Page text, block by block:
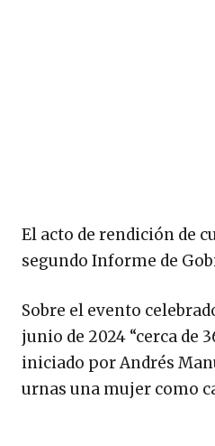
El acto de rendición de
segundo Informe de
Sobre el evento
junio de 2024 “cerca
iniciado por Andrés
urnas una mujer como